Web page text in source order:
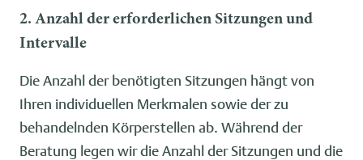
2. Anzahl der erforderlichen Sitzungen und
Intervalle
Die Anzahl der benötigten Sitzungen hängt von
Ihren individuellen Merkmalen sowie der zu
behandelnden Körperstellen ab. Während der
Beratung legen wir die Anzahl der Sitzungen und die